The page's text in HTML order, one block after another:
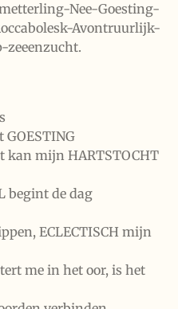
Nee-Goesting-
Avontruurlijk-
zeeenzucht.
GOESTING
kan mijn HARTSTOCHT
begint de dag
ECLECTISCH mijn
me in het oor, is het